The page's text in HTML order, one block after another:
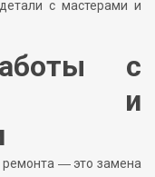
с мастерами и
с
и
ремонта ― это замена